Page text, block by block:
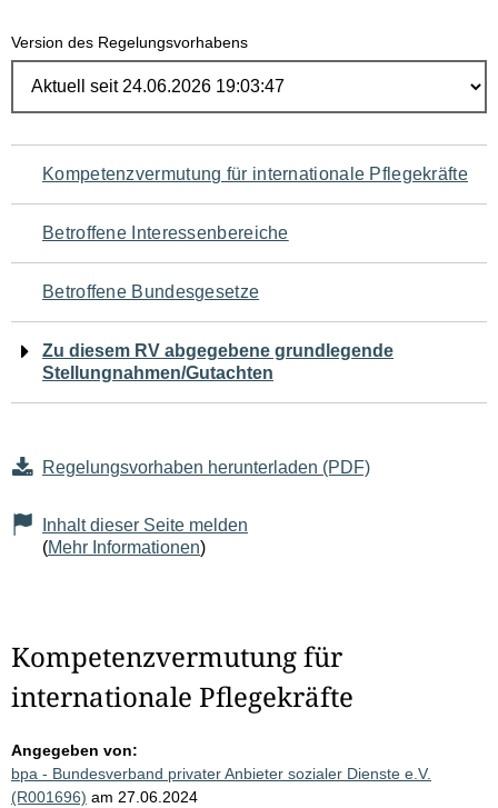
Version des Regelungsvorhabens
Navigation
für
den
Seiteninhalt
Kompetenzvermutung für internationale Pflegekräfte
Betroffene Interessenbereiche
Betroffene Bundesgesetze
Zu diesem RV abgegebene grundlegende
Stellungnahmen/Gutachten
Regelungsvorhaben herunterladen (PDF)
Inhalt dieser Seite melden
(Mehr Informationen)
Kompetenzvermutung für
internationale Pflegekräfte
Angegeben von:
bpa - Bundesverband privater Anbieter sozialer Dienste e.V.
(R001696) am 27.06.2024